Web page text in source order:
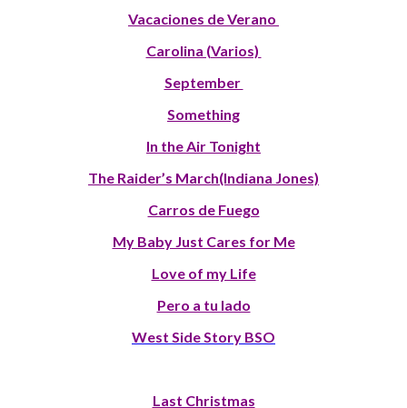
Vacaciones de Verano
Carolina (Varios)
September
Something
In the Air Tonight
The Raider’s March(Indiana Jones)
Carros de Fuego
My Baby Just Cares for Me
Love of my Life
Pero a tu lado
West Side Story BSO
Last Christmas